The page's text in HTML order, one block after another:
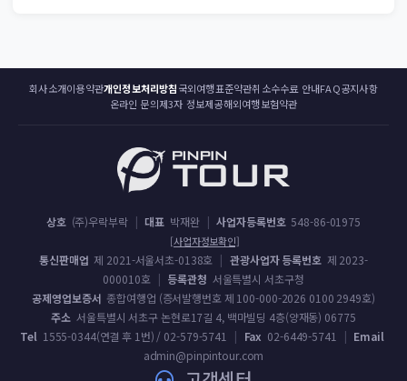
회사소개이용약관개인정보처리방침국외여행표준약관취소수수료 안내FAQ공지사항
온라인 문의제3자 정보제공해외여행보험약관
상호 (주)우락부락 | 대표 박재완 | 사업자등록번호 548-86-01975
[사업자정보확인]
통신판매업 제 2021-서울서초-0138호 | 관광사업자 등록번호 제 2023-
000010호 | 등록관청 서울특별시 서초구청
공제영업보증서 종합여행업 (증서발행번호 제 100-000-2026 0100 2949호)
주소 서울특별시 서초구 논현로17길 4, 백마빌딩 4층(양재동) 06775
Tel 1555-0344(연결 후 1번) / 02-579-5741 | Fax 02-6449-5741 | Email
admin@pinpintour.com